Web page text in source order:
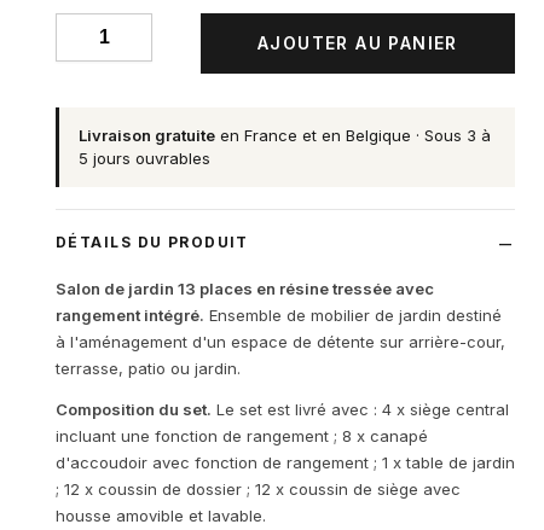
AJOUTER AU PANIER
Livraison gratuite en France et en Belgique · Sous 3 à
5 jours ouvrables
DÉTAILS DU PRODUIT
Salon de jardin 13 places en résine tressée avec
rangement intégré. Ensemble de mobilier de jardin destiné
à l'aménagement d'un espace de détente sur arrière-cour,
terrasse, patio ou jardin.
Composition du set. Le set est livré avec : 4 x siège central
incluant une fonction de rangement ; 8 x canapé
d'accoudoir avec fonction de rangement ; 1 x table de jardin
; 12 x coussin de dossier ; 12 x coussin de siège avec
housse amovible et lavable.